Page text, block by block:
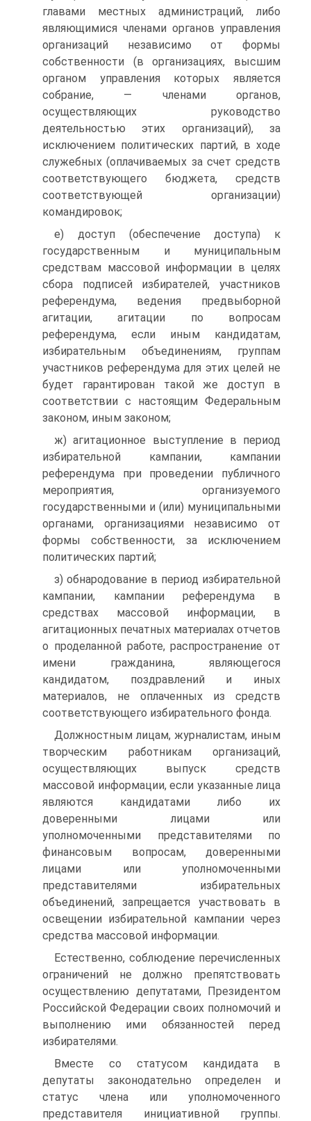
главами местных администраций, либо
являющимися членами органов управления
организаций независимо от формы
собственности (в организациях, высшим
органом управления которых является
собрание, — членами органов,
осуществляющих руководство
деятельностью этих организаций), за
исключением политических партий, в ходе
служебных (оплачиваемых за счет средств
соответствующего бюджета, средств
соответствующей организации)
командировок;
е) доступ (обеспечение доступа) к
государственным и муниципальным
средствам массовой информации в целях
сбора подписей избирателей, участников
референдума, ведения предвыборной
агитации, агитации по вопросам
референдума, если иным кандидатам,
избирательным объединениям, группам
участников референдума для этих целей не
будет гарантирован такой же доступ в
соответствии с настоящим Федеральным
законом, иным законом;
ж) агитационное выступление в период
избирательной кампании, кампании
референдума при проведении публичного
мероприятия, организуемого
государственными и (или) муниципальными
органами, организациями независимо от
формы собственности, за исключением
политических партий;
з) обнародование в период избирательной
кампании, кампании референдума в
средствах массовой информации, в
агитационных печатных материалах отчетов
о проделанной работе, распространение от
имени гражданина, являющегося
кандидатом, поздравлений и иных
материалов, не оплаченных из средств
соответствующего избирательного фонда.
Должностным лицам, журналистам, иным
творческим работникам организаций,
осуществляющих выпуск средств
массовой информации, если указанные лица
являются кандидатами либо их
доверенными лицами или
уполномоченными представителями по
финансовым вопросам, доверенными
лицами или уполномоченными
представителями избирательных
объединений, запрещается участвовать в
освещении избирательной кампании через
средства массовой информации.
Естественно, соблюдение перечисленных
ограничений не должно препятствовать
осуществлению депутатами, Президентом
Российской Федерации своих полномочий и
выполнению ими обязанностей перед
избирателями.
Вместе со статусом кандидата в
депутаты законодательно определен и
статус члена или уполномоченного
представителя инициативной группы.